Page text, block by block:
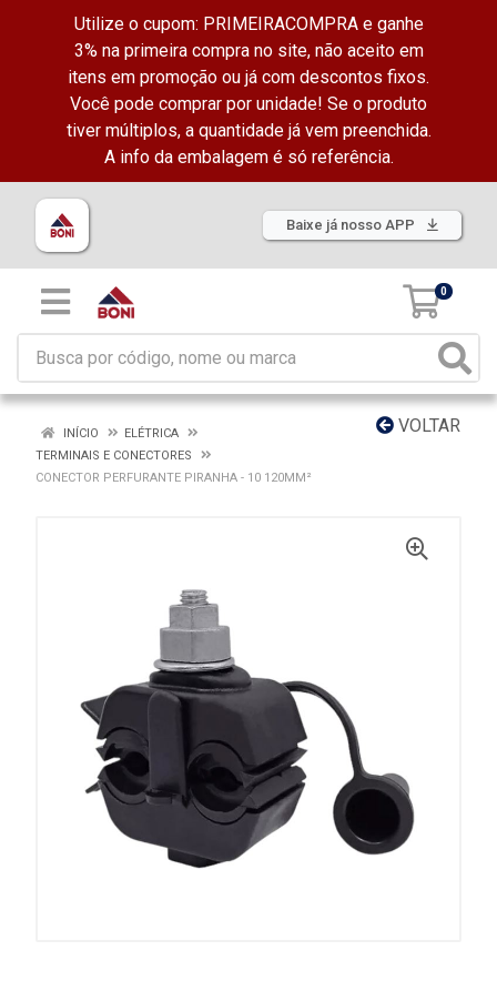
Utilize o cupom: PRIMEIRACOMPRA e ganhe
3% na primeira compra no site, não aceito em
itens em promoção ou já com descontos fixos.
Você pode comprar por unidade! Se o produto
tiver múltiplos, a quantidade já vem preenchida.
A info da embalagem é só referência.
Baixe já nosso APP
0
VOLTAR
INÍCIO
ELÉTRICA
TERMINAIS E CONECTORES
CONECTOR PERFURANTE PIRANHA - 10 120MM²